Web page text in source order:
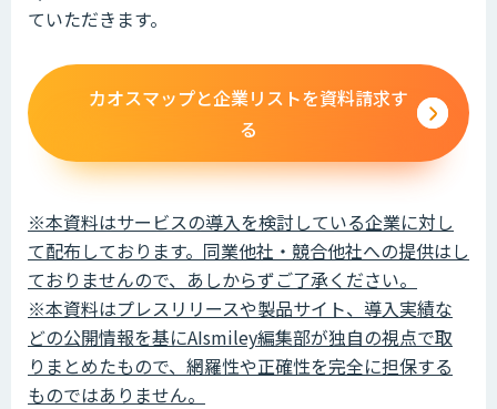
ていただきます。
カオスマップと企業リストを資料請求す
る
※本資料はサービスの導入を検討している企業に対し
て配布しております。同業他社・競合他社への提供はし
ておりませんので、あしからずご了承ください。
※本資料はプレスリリースや製品サイト、導入実績な
どの公開情報を基にAIsmiley編集部が独自の視点で取
りまとめたもので、網羅性や正確性を完全に担保する
ものではありません。